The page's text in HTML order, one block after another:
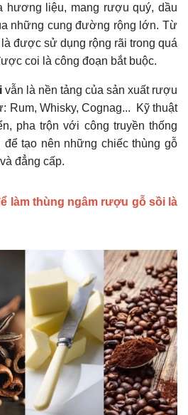
hương liệu, mang rượu quý, dầu
những cung đường rộng lớn. Từ
được sử dụng rộng rãi trong quá
coi là công đoạn bắt buộc.
vẫn là nền tảng của sản xuất rượu
Rum, Whisky, Cognag... Kỹ thuật
pha trộn với công truyền thống
tạo nên những chiếc thùng gỗ
đẳng cấp.
làm thùng ngâm rượu gỗ sồi là